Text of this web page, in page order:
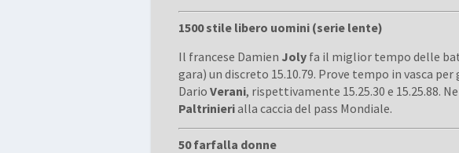
1500 stile libero uomini (serie lente)
Il francese Damien Joly fa il miglior tempo delle
gara) un discreto 15.10.79. Prove tempo in vasca
DarioVerani, rispettivamente 15.25.30 e 15.25.88.
Paltrinierialla caccia del pass Mondiale.
50 farfalla donne